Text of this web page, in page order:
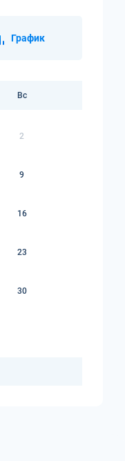
График
Вс
2
9
16
23
30